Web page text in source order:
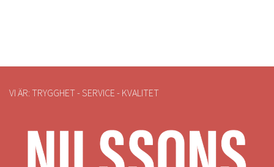
VI ÄR: TRYGGHET - SERVICE - KVALITET